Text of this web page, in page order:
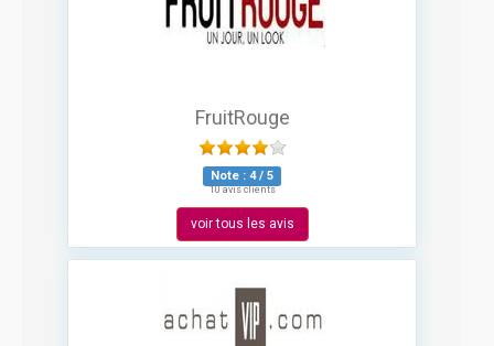
FruitRouge
Note : 4/ 5
10 avis clients
voir tous les avis